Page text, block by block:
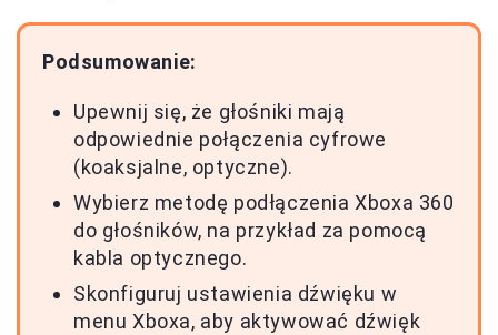
Podsumowanie:
Upewnij się, że głośniki mają
odpowiednie połączenia cyfrowe
(koaksjalne, optyczne).
Wybierz metodę podłączenia Xboxa 360
do głośników, na przykład za pomocą
kabla optycznego.
Skonfiguruj ustawienia dźwięku w
menu Xboxa, aby aktywować dźwięk